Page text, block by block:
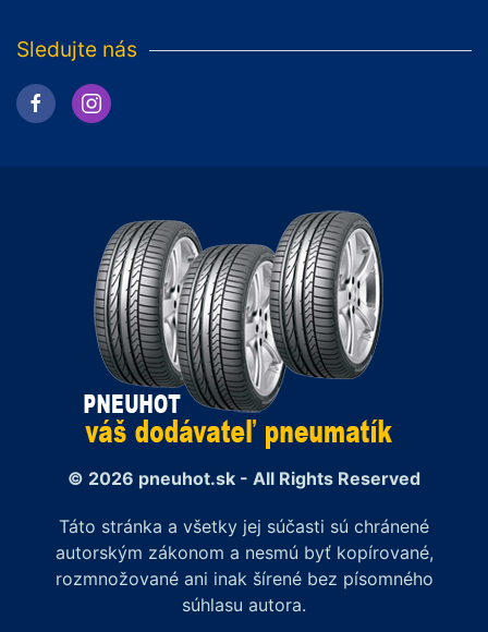
Sledujte nás
© 2026 pneuhot.sk - All Rights Reserved
Táto stránka a všetky jej súčasti sú chránené
autorským zákonom a nesmú byť kopírované,
rozmnožované ani inak šírené bez písomného
súhlasu autora.